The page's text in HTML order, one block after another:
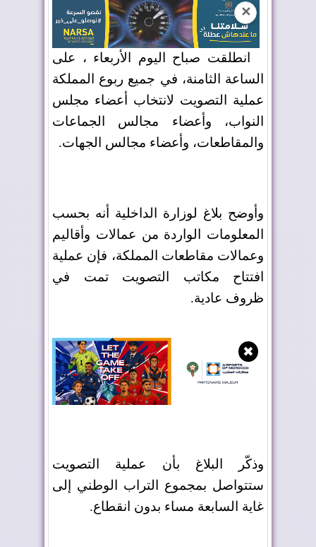
✕
انطلقت صباح اليوم الأربعاء ، على
الساعة الثامنة، في جميع ربوع المملكة
عملية التصويت لانتخاب أعضاء مجلس
النواب، وأعضاء مجالس الجماعات
والمقاطعات، وأعضاء مجالس الجهات.
وأوضح بلاغ لوزارة الداخلية أنه بحسب
المعلومات الواردة من عمالات وأقاليم
وعمالات مقاطعات المملكة، فإن عملية
افتتاح مكاتب التصويت تمت في
ظروف عادية.
✖
وذكّر البلاغ بأن عملية التصويت
ستتواصل بمجموع التراب الوطني إلى
غاية السابعة مساء بدون انقطاع.